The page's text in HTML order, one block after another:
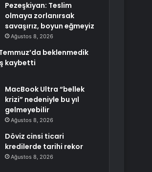
Pezeşkiyan: Teslim
olmaya zorlanırsak
savaşırız, boyun eğmeyiz
Ağustos 8, 2026
beklenmedik
kaybetti
MacBook Ultra “bellek
krizi” nedeniyle bu yıl
gelmeyebilir
Ağustos 8, 2026
Döviz cinsi ticari
kredilerde tarihi rekor
Ağustos 8, 2026